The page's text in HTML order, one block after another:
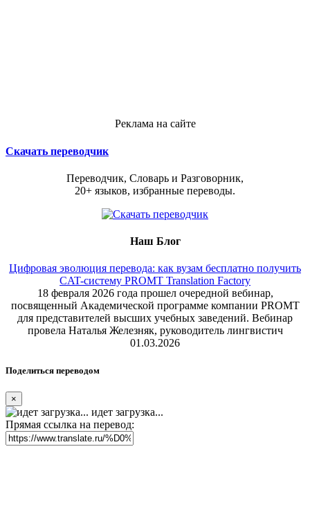
Реклама на сайте
Скачать переводчик
Переводчик, Словарь и Разговорник,
20+ языков, избранные переводы.
Наш Блог
Цифровая эволюция перевода: как вузам бесплатно получить
CAT-систему PROMT Translation Factory
18 февраля 2026 года прошел очередной вебинар,
посвященный Академической программе компании PROMT
для представителей высших учебных заведений. Вебинар
провела Наталья Железняк, руководитель лингвистич
01.03.2026
Поделиться переводом
×
идет загрузка...
Прямая ссылка на перевод: